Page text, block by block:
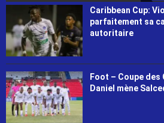
Caribbean Cup:
parfaitement sa
autoritaire
Foot – Coupe des
Daniel mène